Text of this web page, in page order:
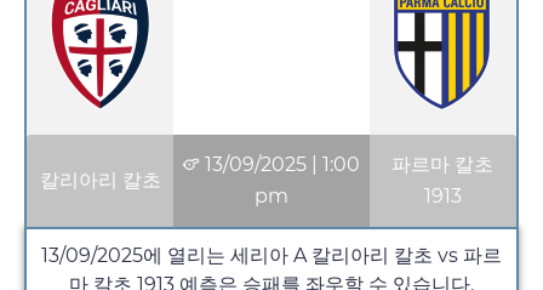
칼리아리 칼초
13/09/2025 |1:00
pm
파르마 칼초
1913
13/09/2025에 열리는 세리아 A 칼리아리 칼초 vs 파르
마 칼초 1913 예측은 승패를 좌우할 수 있습니다.